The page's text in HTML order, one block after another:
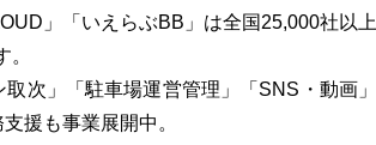
」「いえらぶBB」は全国25,000社以上
次」「駐車場運営管理」「SNS・動画」
援も事業展開中。